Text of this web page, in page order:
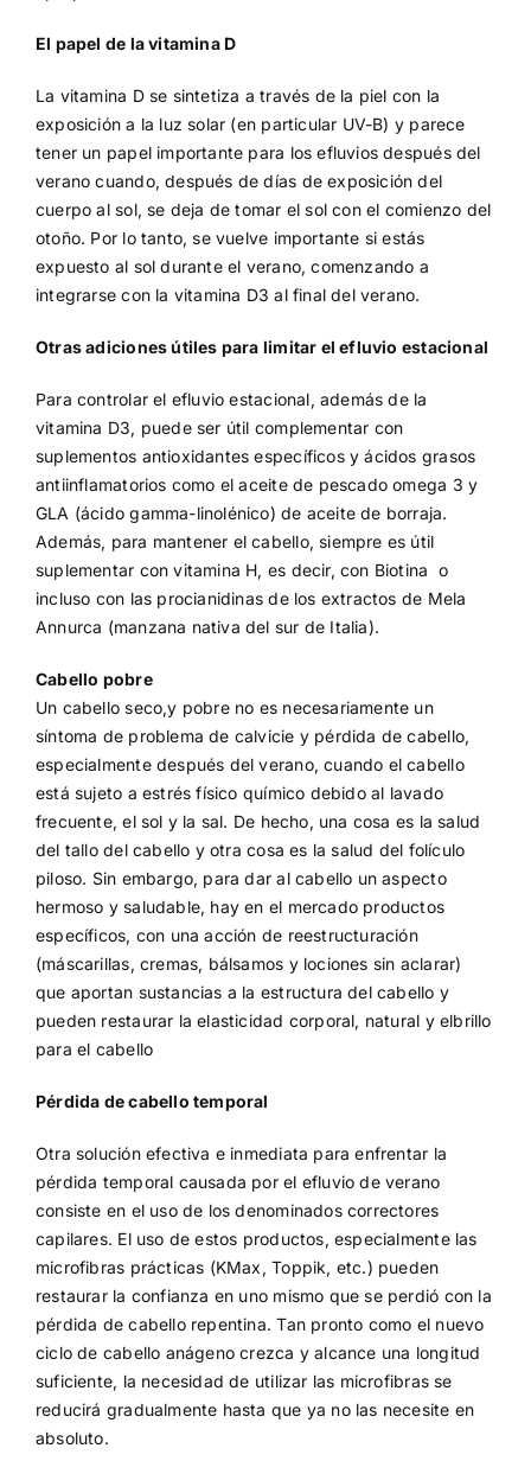
El papel de la vitamina D
La vitamina D se sintetiza a través de la piel con la
exposición a la luz solar (en particular UV-B) y parece
tener un papel importante para los efluvios después del
verano cuando, después de días de exposición del
cuerpo al sol, se deja de tomar el sol con el comienzo del
otoño. Por lo tanto, se vuelve importante si estás
expuesto al sol durante el verano, comenzando a
integrarse con la vitamina D3 al final del verano.
Otras adiciones útiles para limitar el efluvio estacional
Para controlar el efluvio estacional, además de la
vitamina D3, puede ser útil complementar con
suplementos antioxidantes específicos y ácidos grasos
antiinflamatorios como el aceite de pescado omega 3 y
GLA (ácido gamma-linolénico) de aceite de borraja.
Además, para mantener el cabello, siempre es útil
suplementar con vitamina H, es decir, con Biotina o
incluso con las procianidinas de los extractos de Mela
Annurca (manzana nativa del sur de Italia).
Cabello pobre
Un cabello seco,y pobre no es necesariamente un
síntoma de problema de calvicie y pérdida de cabello,
especialmente después del verano, cuando el cabello
está sujeto a estrés físico químico debido al lavado
frecuente, el sol y la sal. De hecho, una cosa es la salud
del tallo del cabello y otra cosa es la salud del folículo
piloso. Sin embargo, para dar al cabello un aspecto
hermoso y saludable, hay en el mercado productos
específicos, con una acción de reestructuración
(máscarillas, cremas, bálsamos y lociones sin aclarar)
que aportan sustancias a la estructura del cabello y
pueden restaurar la elasticidad corporal, natural y elbrillo
para el cabello
Pérdida de cabello temporal
Otra solución efectiva e inmediata para enfrentar la
pérdida temporal causada por el efluvio de verano
consiste en el uso de los denominados correctores
capilares. El uso de estos productos, especialmente las
microfibras prácticas (KMax, Toppik, etc.) pueden
restaurar la confianza en uno mismo que se perdió con la
pérdida de cabello repentina. Tan pronto como el nuevo
ciclo de cabello anágeno crezca y alcance una longitud
suficiente, la necesidad de utilizar las microfibras se
reducirá gradualmente hasta que ya no las necesite en
absoluto.